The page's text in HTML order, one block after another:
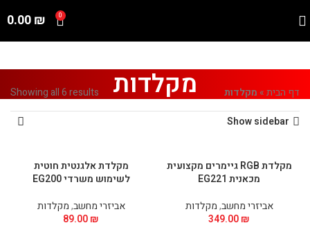
0
0.00₪
מקלדות דף הבית» מקלדות
Showing all 6 results
Show sidebar
מקלדת RGB גיימרים מקצועית
מכאנית EG221
אביזרי מחשב,מקלדות
349.00₪
מקלדת אלגנטית חוטית
לשימוש משרדי EG200
אביזרי מחשב,מקלדות
89.00₪